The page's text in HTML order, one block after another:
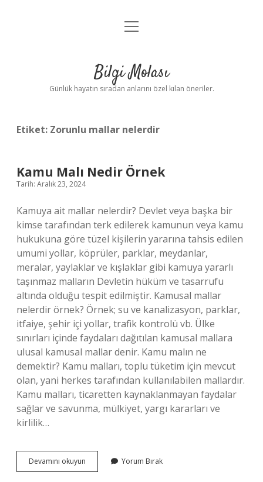
Anasayfa
Yasal Uyarı
menüyü
Bilgi Molası
Günlük hayatın sıradan anlarını özel kılan öneriler.
Etiket: Zorunlu mallar nelerdir
Kamu Malı Nedir Örnek
Tarih: Aralık 23, 2024
Kamuya ait mallar nelerdir? Devlet veya başka bir
kimse tarafından terk edilerek kamunun veya kamu
hukukuna göre tüzel kişilerin yararına tahsis edilen
umumi yollar, köprüler, parklar, meydanlar,
meralar, yaylaklar ve kışlaklar gibi kamuya yararlı
taşınmaz malların Devletin hüküm ve tasarrufu
altında olduğu tespit edilmiştir. Kamusal mallar
nelerdir örnek? Örnek; su ve kanalizasyon, parklar,
itfaiye, şehir içi yollar, trafik kontrolü vb. Ülke
sınırları içinde faydaları dağıtılan kamusal mallara
ulusal kamusal mallar denir. Kamu malın ne
demektir? Kamu malları, toplu tüketim için mevcut
olan, yani herkes tarafından kullanılabilen mallardır.
Kamu malları, ticaretten kaynaklanmayan faydalar
sağlar ve savunma, mülkiyet, yargı kararları ve
kirlilik…
Devamını okuyun
Malı
Yorum Bırak